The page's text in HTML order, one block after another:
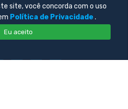
site, você concorda com o uso
Política de Privacidade .
Eu aceito